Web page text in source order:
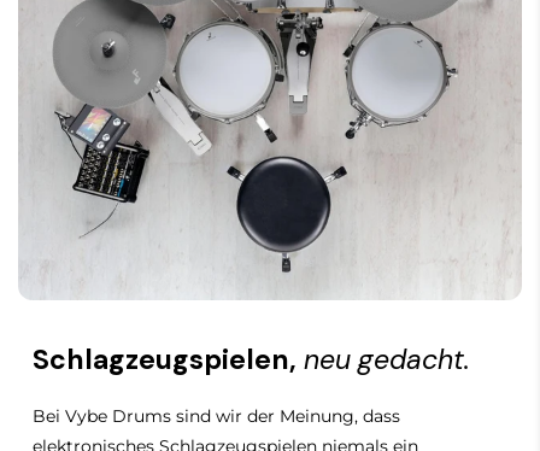
Integrierter Bluetooth™ Empfänger
Schön weiße, glitzernde Toms und Snare
Schlagzeugspielen, neu gedacht.
Bei Vybe Drums sind wir der Meinung, dass
elektronisches Schlagzeugspielen niemals ein